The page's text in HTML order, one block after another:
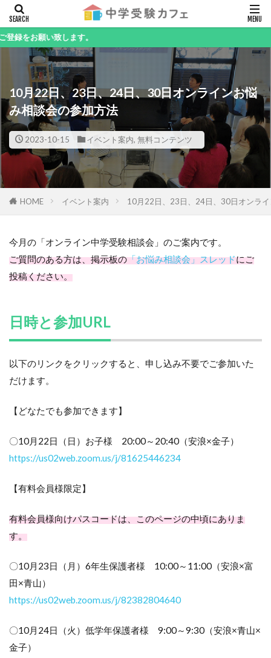
致します。
10月22日、23日、24日、30日オンラインお悩
み相談会の参加方法
2023-10-15 イベント案内, 無料コンテンツ
HOME イベント案内 10月22日、23日、24日、30日オンラ
今月の「オンライン中学受験相談会」のご案内です。
ご質問のある方は、掲示板の「お悩み相談会」スレッドにご
投稿ください。
日時と参加URL
以下のリンクをクリックすると、申し込み不要でご参加いた
だけます。
【どなたでも参加できます】
〇10月22日（日）お子様 20:00～20:40（安浪×金子）
https://us02web.zoom.us/j/81625446234
【有料会員様限定】
有料会員様向けパスコードは、このページの中頃にありま
す。
〇10月23日（月）6年生保護者様 10:00～11:00（安浪×富
田×青山）
https://us02web.zoom.us/j/82382804640
〇10月24日（火）低学年保護者様 9:00～9:30（安浪×青山×
金子）
キーワード
カテゴリー
検索